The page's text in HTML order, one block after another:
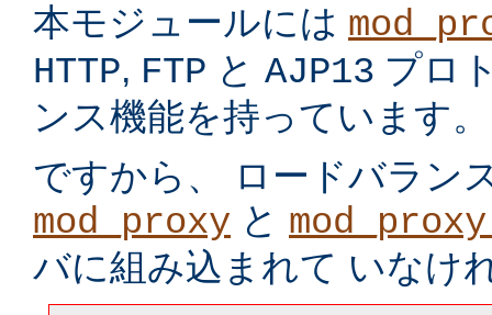
本モジュールには
HTTP, FTP と AJP13 プロ
ンス機能を持っています。
ですから、 ロードバラン
mod_proxy と
バに組み込まれて いなけ